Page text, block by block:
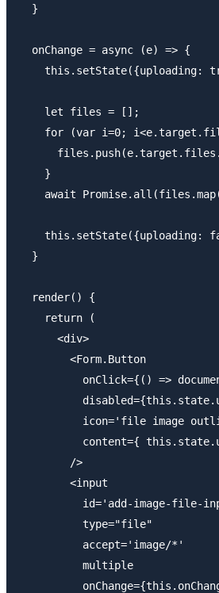
  }
  onChange = async (e) => {
this.setState({uploading:
    let files = [];
for (var i=0;
    }
await
this.setState({uploading:
  }
  render() {
    return (
      <div>
        <Form.Button
onClick={() =>
icon='file image
content={
        />
        <input
id='add-image-file-
          type="file"
          accept='image/*'
          multiple